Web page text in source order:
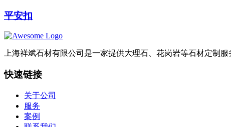
平安扣
上海祥斌石材有限公司是一家提供大理石、花岗岩等石材定制
快速链接
关于公司
服务
案例